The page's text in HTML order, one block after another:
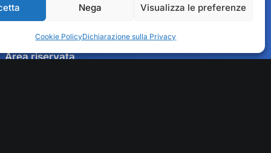
Nega Visualizza le preferenze
Cookie PolicyDichiarazione sulla Privacy
Fedit Servizi
Area riservata